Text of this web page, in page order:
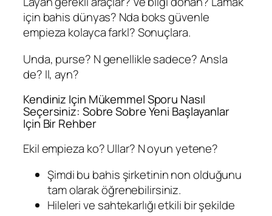
için bahis dünyas? Nda boks güvenle
empieza kolayca farkl? Sonuçlara.
Unda, purse? N genellikle sadece? Ansla
de? Il, ayn?
Kendiniz Için Mükemmel Sporu Nasıl
Seçersiniz: Sobre Sobre Yeni Başlayanlar
Için Bir Rehber
Ekil empieza ko? Ullar? N oyun yetene?
Şimdi bu bahis şirketinin non olduğunu
tam olarak öğrenebilirsiniz.
Hileleri ve sahtekarlığı etkili bir şekilde